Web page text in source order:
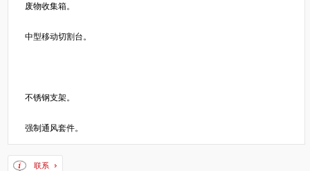
废物收集箱。
中型移动切割台。
不锈钢支架。
强制通风套件。
联系